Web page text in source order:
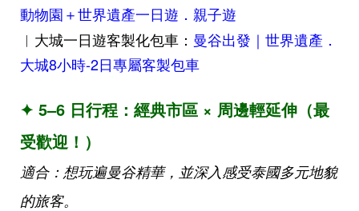
動物園＋世界遺產一日遊．親子遊
︱大城一日遊客製化包車： 曼谷出發｜世界遺產．
大城8小時-2日專屬客製包車
✦ 5–6 日行程：經典市區 × 周邊輕延伸（最
受歡迎！）
適合：想玩遍曼谷精華，並深入感受泰國多元地貌
的旅客。